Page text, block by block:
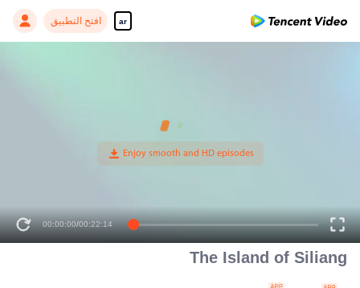
ar افتح التطبيق
00:00:00/00:22:14
The Island of Siliang